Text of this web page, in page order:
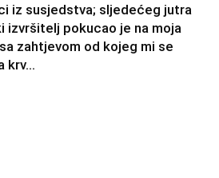
iz susjedstva; sljedećeg jutra
izvršitelj pokucao je na moja
zahtjevom od kojeg mi se
krv...